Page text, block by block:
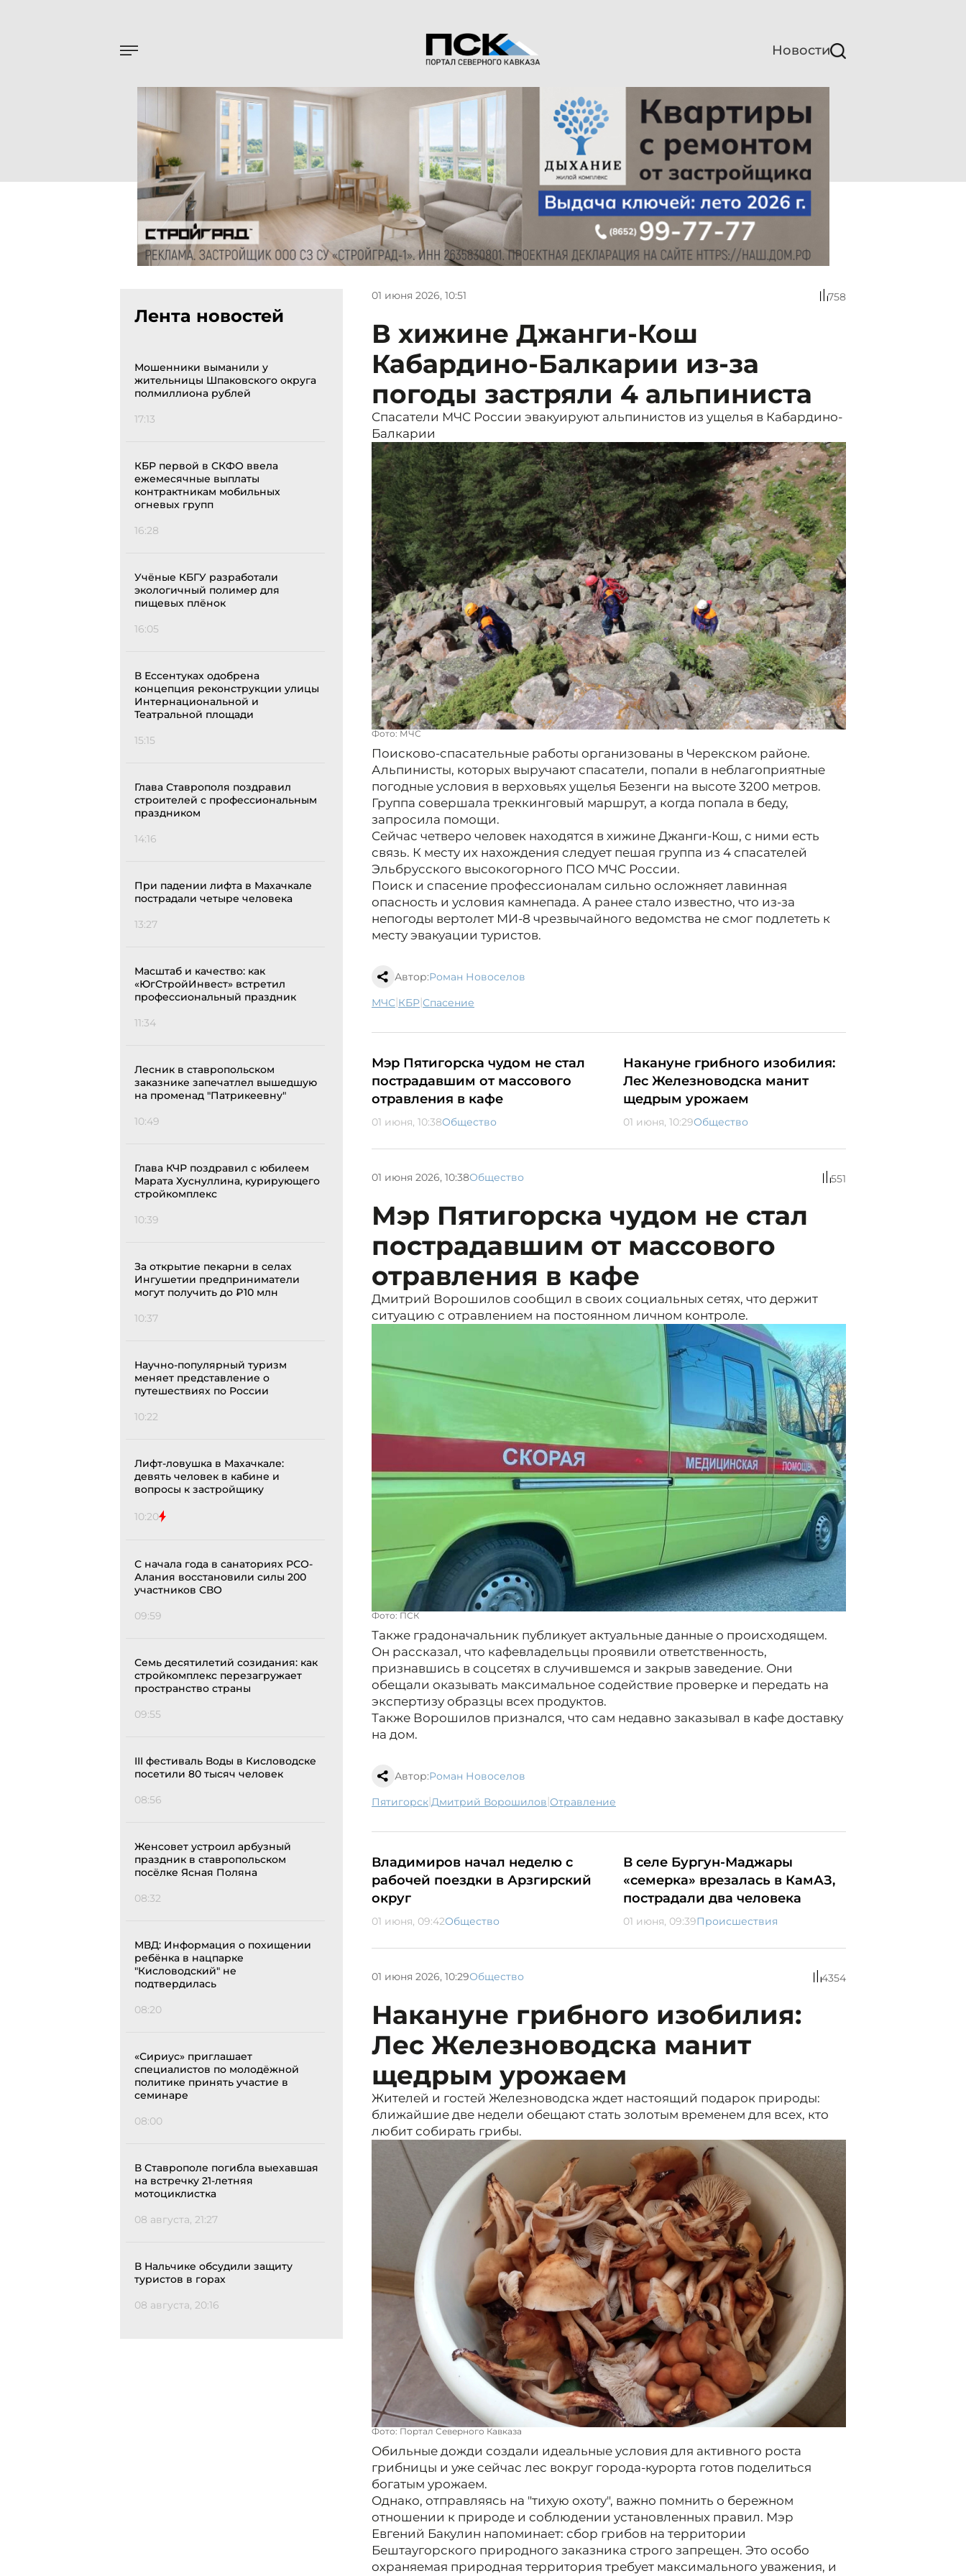
Новости
Лента новостей
Мошенники выманили у
жительницы Шпаковского округа
полмиллиона рублей
17:13
КБР первой в СКФО ввела
ежемесячные выплаты
контрактникам мобильных
огневых групп
16:28
Учёные КБГУ разработали
экологичный полимер для
пищевых плёнок
16:05
В Ессентуках одобрена
концепция реконструкции улицы
Интернациональной и
Театральной площади
15:15
Глава Ставрополя поздравил
строителей с профессиональным
праздником
14:16
При падении лифта в Махачкале
пострадали четыре человека
13:27
Масштаб и качество: как
«ЮгСтройИнвест» встретил
профессиональный праздник
11:34
Лесник в ставропольском
заказнике запечатлел вышедшую
на променад "Патрикеевну"
10:49
Глава КЧР поздравил с юбилеем
Марата Хуснуллина, курирующего
стройкомплекс
10:39
За открытие пекарни в селах
Ингушетии предприниматели
могут получить до ₽10 млн
10:37
Научно-популярный туризм
меняет представление о
путешествиях по России
10:22
Лифт-ловушка в Махачкале:
девять человек в кабине и
вопросы к застройщику
10:20
С начала года в санаториях РСО-
Алания восстановили силы 200
участников СВО
09:59
Семь десятилетий созидания: как
стройкомплекс перезагружает
пространство страны
09:55
III фестиваль Воды в Кисловодске
посетили 80 тысяч человек
08:56
Женсовет устроил арбузный
праздник в ставропольском
посёлке Ясная Поляна
08:32
МВД: Информация о похищении
ребёнка в нацпарке
"Кисловодский" не
подтвердилась
08:20
«Сириус» приглашает
специалистов по молодёжной
политике принять участие в
семинаре
08:00
В Ставрополе погибла выехавшая
на встречку 21-летняя
мотоциклистка
08 августа, 21:27
В Нальчике обсудили защиту
туристов в горах
08 августа, 20:16
01 июня 2026, 10:51 758
В хижине Джанги-Кош
Кабардино-Балкарии из-за
погоды застряли 4 альпиниста
Спасатели МЧС России эвакуируют альпинистов из ущелья в Кабардино-
Балкарии
Фото: МЧС
Поисково-спасательные работы организованы в Черекском районе.
Альпинисты, которых выручают спасатели, попали в неблагоприятные
погодные условия в верховьях ущелья Безенги на высоте 3200 метров.
Группа совершала треккинговый маршрут, а когда попала в беду,
запросила помощи.
Сейчас четверо человек находятся в хижине Джанги-Кош, с ними есть
связь. К месту их нахождения следует пешая группа из 4 спасателей
Эльбрусского высокогорного ПСО МЧС России.
Поиск и спасение профессионалам сильно осложняет лавинная
опасность и условия камнепада. А ранее стало известно, что из-за
непогоды вертолет МИ-8 чрезвычайного ведомства не смог подлететь к
месту эвакуации туристов.
Автор:Роман Новоселов
МЧС| КБР| спасение
Мэр Пятигорска чудом не стал
пострадавшим от массового
отравления в кафе
01 июня, 10:38Общество
Накануне грибного изобилия:
Лес Железноводска манит
щедрым урожаем
01 июня, 10:29Общество
01 июня 2026, 10:38Общество 551
Мэр Пятигорска чудом не стал
пострадавшим от массового
отравления в кафе
Дмитрий Ворошилов сообщил в своих социальных сетях, что держит
ситуацию с отравлением на постоянном личном контроле.
Фото: ПСК
Также градоначальник публикует актуальные данные о происходящем.
Он рассказал, что кафевладельцы проявили ответственность,
признавшись в соцсетях в случившемся и закрыв заведение. Они
обещали оказывать максимальное содействие проверке и передать на
экспертизу образцы всех продуктов.
Также Ворошилов признался, что сам недавно заказывал в кафе доставку
на дом.
Автор:Роман Новоселов
Пятигорск| Дмитрий Ворошилов| отравление
Владимиров начал неделю с
рабочей поездки в Арзгирский
округ
01 июня, 09:42Общество
В селе Бургун-Маджары
«семерка» врезалась в КамАЗ,
пострадали два человека
01 июня, 09:39Происшествия
01 июня 2026, 10:29Общество 4354
Накануне грибного изобилия:
Лес Железноводска манит
щедрым урожаем
Жителей и гостей Железноводска ждет настоящий подарок природы:
ближайшие две недели обещают стать золотым временем для всех, кто
любит собирать грибы.
Фото: Портал Северного Кавказа
Обильные дожди создали идеальные условия для активного роста
грибницы и уже сейчас лес вокруг города-курорта готов поделиться
богатым урожаем.
Однако, отправляясь на "тихую охоту", важно помнить о бережном
отношении к природе и соблюдении установленных правил. Мэр
Евгений Бакулин напоминает: сбор грибов на территории
Бештаугорского природного заказника строго запрещен. Это особо
охраняемая природная территория требует максимального уважения, и